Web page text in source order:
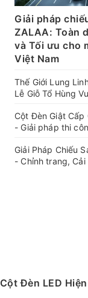
Giải pháp
ZALAA: Toàn
và Tối ưu cho
Việt Nam
Thế Giới Lung
Lễ Giỗ Tổ Hùng
Cột Đèn Giật Cấp
- Giải pháp thi
Giải Pháp Chiếu
- Chỉnh trang,
Đèn LED